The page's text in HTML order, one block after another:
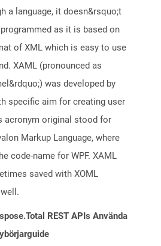
a language, it doesn&rsquo;t
as it is based on
of XML which is easy to use
XAML (pronounced as
was developed by
specific aim for creating user
acronym original stood for
Markup Language, where
code-name for WPF. XAML
saved with XOML
REST APIs Använda